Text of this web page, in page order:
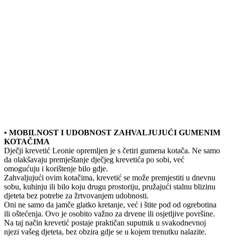
• MOBILNOST I UDOBNOST ZAHVALJUJUĆI GUMENIM
KOTAČIMA
Dječji krevetić Leonie opremljen je s četiri gumena kotača. Ne samo
da olakšavaju premještanje dječjeg krevetića po sobi, već
omogućuju i korištenje bilo gdje.
Zahvaljujući ovim kotačima, krevetić se može premjestiti u dnevnu
sobu, kuhinju ili bilo koju drugu prostoriju, pružajući stalnu blizinu
djeteta bez potrebe za žrtvovanjem udobnosti.
Oni ne samo da jamče glatko kretanje, već i štite pod od ogrebotina
ili oštećenja. Ovo je osobito važno za drvene ili osjetljive površine.
Na taj način krevetić postaje praktičan suputnik u svakodnevnoj
njezi vašeg djeteta, bez obzira gdje se u kojem trenutku nalazite.